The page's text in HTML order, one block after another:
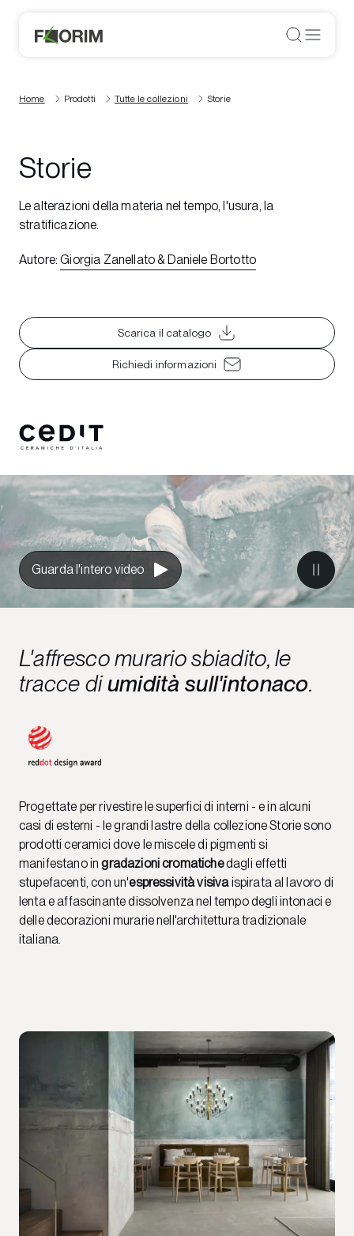
Home Prodotti Tutte le collezioni Storie
Storie
Le alterazioni della materia nel tempo, l'usura, la
stratificazione.
Autore: Giorgia Zanellato & Daniele Bortotto
Scarica il catalogo
Richiedi informazioni
Guarda l'intero video
L'affresco murario sbiadito, le
tracce diumidità sull'intonaco.
Progettate per rivestire le superfici di interni - e in alcuni
casi di esterni - le grandi lastre della collezione Storie sono
prodotti ceramici dove le miscele di pigmenti si
manifestano ingradazioni cromatichedagli effetti
stupefacenti, con un'espressività visivaispirata al lavoro di
lenta e affascinante dissolvenza nel tempo degli intonaci e
delle decorazioni murarie nell'architettura tradizionale
italiana.